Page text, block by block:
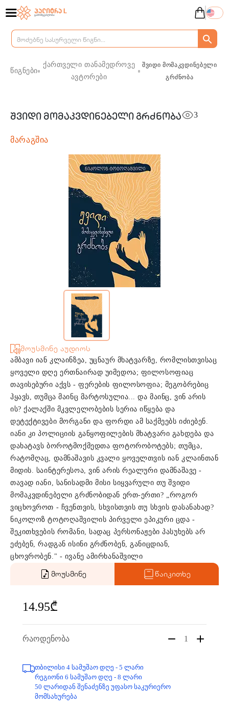
წიგნები
ქართველი თანამედროვე
ავტორები
შვიდი მომაკვდინებელი
გრძნობა
შვიდი მომაკვდინებელი გრძნობა 3
მარაგშია
ამბავი იან კლაინზეა, უცნაურ მხატვარზე, რომლისთვისაც
ყოველი დღე ერთნაირად უიმედოა; ფილოსოფიაც
თავისებური აქვს - ფერების ფილოსოფია; მეგობრებიც
ჰყავს, თუმცა მაინც მარტოსულია... და მაინც, ვინ არის
ის? ქალაქში მკვლელობების სერია იწყება და
დეტექტივები მორგანი და ფორდი ამ საქმეებს იძიებენ.
იანი კი პოლიციის განყოფილების მხატვარი გახდება და
დახატავს ბოროტმოქმედთა ფოტორობოტებს; თუმცა,
რატომღაც, დამნაშავის კვალი ყოველთვის იან კლაინთან
მიდის. საინტერესოა, ვინ არის რეალური დამნაშავე -
თავად იანი, სანისადმი მისი სიყვარული თუ შვიდი
მომაკვდინებელი გრძნობიდან ერთ-ერთი? „როგორ
ვიცხოვროთ - ჩვენთვის, სხვისთვის თუ სხვის დასანახად?
ნიკოლოზ ტოტოღაშვილის პირველი ეპიკური ცდა -
შეკითხვების რომანი, სადაც პერსონაჟები პასუხებს არ
ეძებენ, რადგან ისინი გრძნობენ, განიცდიან,
ცხოვრობენ." - ივანე ამირხანაშვილი
მოუსმინე აუდიოს
მოუსმინე წაიკითხე
14.95₾
რაოდენობა 1
თბილისი 4 სამუშაო დღე - 5 ლარი
რეგიონი 6 სამუშაო დღე - 8 ლარი
50 ლარიდან შენაძენზე უფასო საკურიერო
მომსახურება